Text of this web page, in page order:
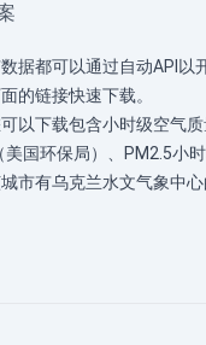
据都可以通过自动API 以
的链接快速下载。
以下载包含小时级空气质
国环保局）、PM2.5小
市有乌克兰水文气象中